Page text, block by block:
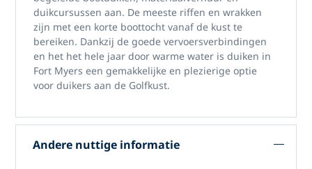
duikcursussen aan. De meeste riffen en wrakken
zijn met een korte boottocht vanaf de kust te
bereiken. Dankzij de goede vervoersverbindingen
en het het hele jaar door warme water isduiken in
Fort Myers een gemakkelijke en plezierige optie
voor duikers aan de Golfkust.
Andere nuttige informatie